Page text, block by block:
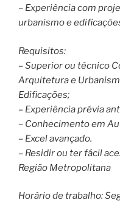
– Experiência com
urbanismo e
Requisitos:
– Superior ou técnico
Arquitetura e
Edificações;
– Experiência prévia
– Conhecimento em
– Excel avançado.
– Residir ou ter fácil
Região Metropolitana
Horário de trabalho: